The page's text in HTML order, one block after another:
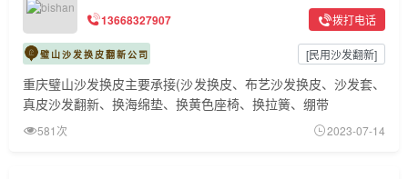
13668327907 拨打电话
璧山沙发换皮翻新公司 [民用沙发翻新]
​​​​​​​重庆璧山沙发换皮主要承接(沙发换皮、布艺沙发换皮、沙发套、
真皮沙发翻新、换海绵垫、换黄色座椅、换拉簧、绷带
581次 2023-07-14